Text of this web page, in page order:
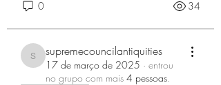
0 34
supremecouncilantiquities
supremecouncilantiquities
17 de março de 2025 · entrou
no grupo com mais 4 pessoas